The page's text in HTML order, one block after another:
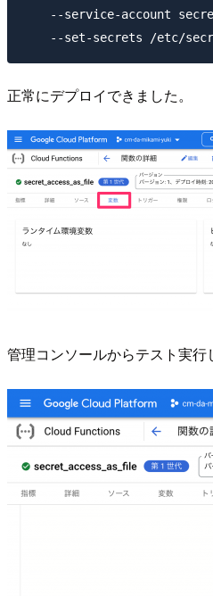
--service-account
正常にデプロイできました。
管理コンソールからテスト実行